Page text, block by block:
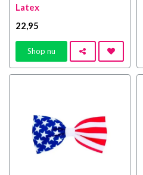
Latex
22,95
Shop nu